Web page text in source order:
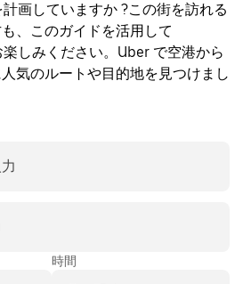
画していますか ?この街を訪れる
、このガイドを活用して
しみください。Uber で空港から
気のルートや目的地を見つけまし
時間